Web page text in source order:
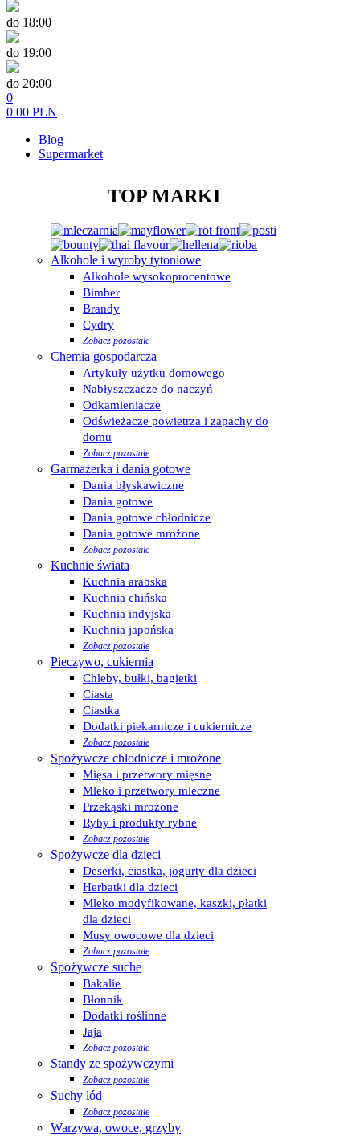
do 18:00
do 19:00
do 20:00
0
0 00 PLN
Blog
Supermarket
TOP MARKI
Alkohole i wyroby tytoniowe
Alkohole wysokoprocentowe
Bimber
Brandy
Cydry
Zobacz pozostałe
Chemia gospodarcza
Artykuły użytku domowego
Nabłyszczacze do naczyń
Odkamieniacze
Odświeżacze powietrza i zapachy do
domu
Zobacz pozostałe
Garmażerka i dania gotowe
Dania błyskawiczne
Dania gotowe
Dania gotowe chłodnicze
Dania gotowe mrożone
Zobacz pozostałe
Kuchnie świata
Kuchnia arabska
Kuchnia chińska
Kuchnia indyjska
Kuchnia japońska
Zobacz pozostałe
Pieczywo, cukiernia
Chleby, bułki, bagietki
Ciasta
Ciastka
Dodatki piekarnicze i cukiernicze
Zobacz pozostałe
Spożywcze chłodnicze i mrożone
Mięsa i przetwory mięsne
Mleko i przetwory mleczne
Przekąski mrożone
Ryby i produkty rybne
Zobacz pozostałe
Spożywcze dla dzieci
Deserki, ciastka, jogurty dla dzieci
Herbatki dla dzieci
Mleko modyfikowane, kaszki, płatki
dla dzieci
Musy owocowe dla dzieci
Zobacz pozostałe
Spożywcze suche
Bakalie
Błonnik
Dodatki roślinne
Jaja
Zobacz pozostałe
Standy ze spożywczymi
Zobacz pozostałe
Suchy lód
Zobacz pozostałe
Warzywa, owoce, grzyby